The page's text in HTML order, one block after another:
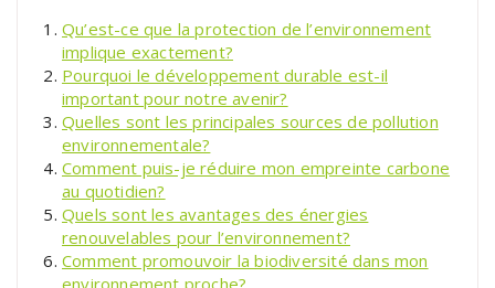
Qu’est-ce que la protection de l’environnement
implique exactement?
Pourquoi le développement durable est-il
important pour notre avenir?
Quelles sont les principales sources de pollution
environnementale?
Comment puis-je réduire mon empreinte carbone
au quotidien?
Quels sont les avantages des énergies
renouvelables pour l’environnement?
Comment promouvoir la biodiversité dans mon